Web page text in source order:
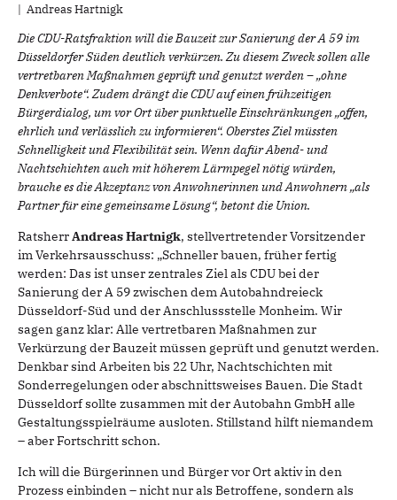
Andreas Hartnigk
Die CDU-Ratsfraktion will die Bauzeit zur Sanierung der A 59 im
Düsseldorfer Süden deutlich verkürzen. Zu diesem Zweck sollen alle
vertretbaren Maßnahmen geprüft und genutzt werden – „ohne
Denkverbote“. Zudem drängt die CDU auf einen frühzeitigen
Bürgerdialog, um vor Ort über punktuelle Einschränkungen „offen,
ehrlich und verlässlich zu informieren“. Oberstes Ziel müssten
Schnelligkeit und Flexibilität sein. Wenn dafür Abend- und
Nachtschichten auch mit höherem Lärmpegel nötig würden,
brauche es die Akzeptanz von Anwohnerinnen und Anwohnern „als
Partner für eine gemeinsame Lösung“, betont die Union.
RatsherrAndreas Hartnigk, stellvertretender Vorsitzender
im Verkehrsausschuss: „Schneller bauen, früher fertig
werden: Das ist unser zentrales Ziel als CDU bei der
Sanierung der A 59 zwischen dem Autobahndreieck
Düsseldorf-Süd und der Anschlussstelle Monheim. Wir
sagen ganz klar: Alle vertretbaren Maßnahmen zur
Verkürzung der Bauzeit müssen geprüft und genutzt werden.
Denkbar sind Arbeiten bis 22 Uhr, Nachtschichten mit
Sonderregelungen oder abschnittsweises Bauen. Die Stadt
Düsseldorf sollte zusammen mit der Autobahn GmbH alle
Gestaltungsspielräume ausloten. Stillstand hilft niemandem
– aber Fortschritt schon.
Ich will die Bürgerinnen und Bürger vor Ort aktiv in den
Prozess einbinden – nicht nur als Betroffene, sondern als